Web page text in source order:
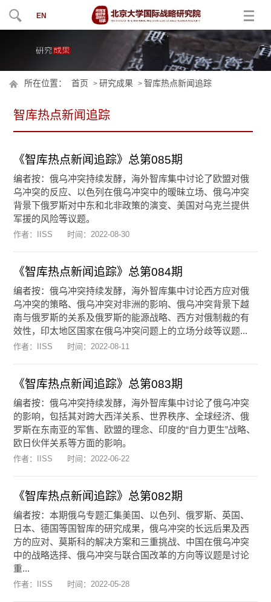
EN
所在位置： 首页 >研究成果 >智库热点新闻追踪
智库热点新闻追踪
《智库热点新闻追踪》总第085期
编者按：俄乌冲突持续发酵，海外智库集中讨论了欧盟对俄
乌冲突的反应、以色列在俄乌冲突中的暧昧立场、俄乌冲突
背景下俄罗斯对中东和北非政策的演变、美国对乌克兰提供
军援的风险等议题。
作者：IISS 时间：2022-08-30
《智库热点新闻追踪》总第084期
编者按：俄乌冲突持续发酵，海外智库集中讨论西方应对俄
乌冲突的策略、俄乌冲突对非洲的影响、俄乌冲突背景下越
南与俄罗斯的关系及俄罗斯的能源战略、西方对俄制裁的有
效性，印太地区国家在俄乌冲突问题上的立场分歧等议题...
作者：IISS 时间：2022-08-11
《智库热点新闻追踪》总第083期
编者按：俄乌冲突持续发酵，海外智库集中讨论了俄乌冲突
的影响，包括其对跨大西洋关系、世界秩序、全球经济、俄
罗斯在东南亚的军售、欧盟的理念、印度的“自力更生”战略、
欧日伙伴关系等方面的影响。
作者：IISS 时间：2022-06-22
《智库热点新闻追踪》总第082期
编者按：本期俄乌专题汇集美国、以色列、俄罗斯、英国、
日本、德国等国智库的研究成果，俄乌冲突的长远后果及西
方的应对、莫斯科的解决方案和三重挑战、中国在俄乌冲突
中的战略选择、俄乌冲突与联合国改革的方向等议题是讨论
重...
作者：IISS 时间：2022-05-28